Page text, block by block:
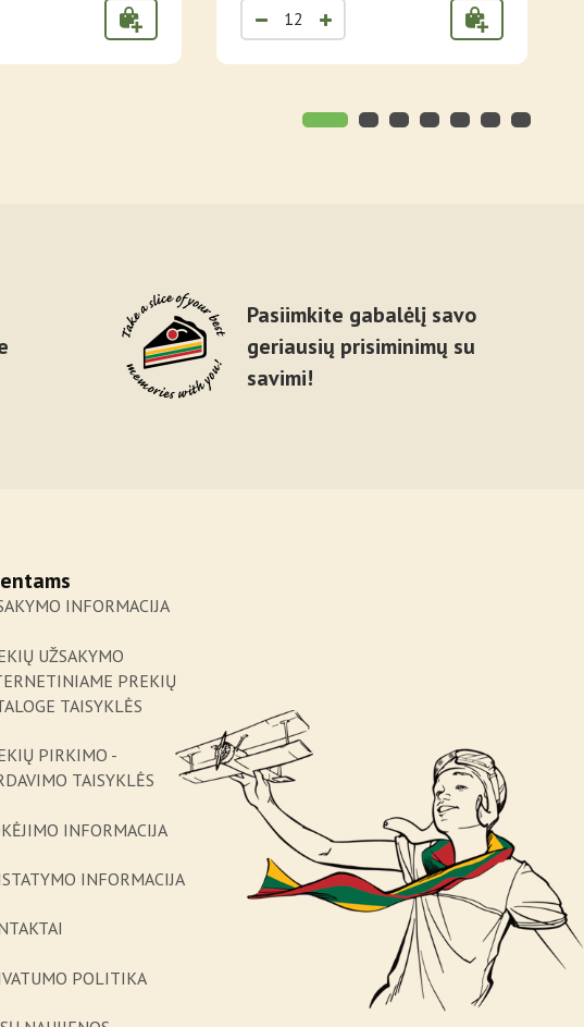
Pasiimkite gabalėlį savo
geriausių prisiminimų su
savimi!
INFORMACIJA
UŽSAKYMO
PREKIŲ
TAISYKLĖS
PIRKIMO -
TAISYKLĖS
INFORMACIJA
INFORMACIJA
POLITIKA